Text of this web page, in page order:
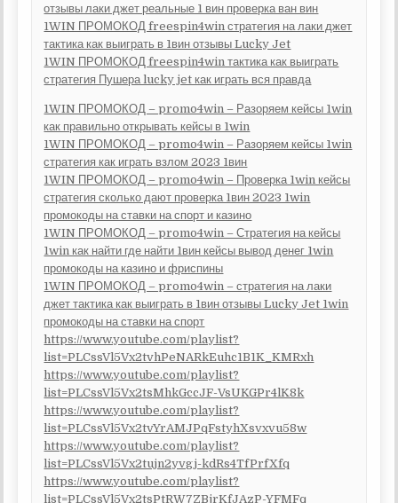
отзывы лаки джет реальные 1 вин проверка ван вин
1WIN ПРОМОКОД freespin4win стратегия на лаки джет
тактика как выиграть в 1вин отзывы Lucky Jet
1WIN ПРОМОКОД freespin4win тактика как выиграть
стратегия Пушера lucky jet как играть вся правда
1WIN ПРОМОКОД – promo4win – Разоряем кейсы 1win
как правильно открывать кейсы в 1win
1WIN ПРОМОКОД – promo4win – Разоряем кейсы 1win
стратегия как играть взлом 2023 1вин
1WIN ПРОМОКОД – promo4win – Проверка 1win кейсы
стратегия сколько дают проверка 1вин 2023 1win
промокоды на ставки на спорт и казино
1WIN ПРОМОКОД – promo4win – Стратегия на кейсы
1win как найти где найти 1вин кейсы вывод денег 1win
промокоды на казино и фриспины
1WIN ПРОМОКОД – promo4win – стратегия на лаки
джет тактика как выиграть в 1вин отзывы Lucky Jet 1win
промокоды на ставки на спорт
https://www.youtube.com/playlist?
list=PLCssVl5Vx2tvhPeNARkEuhc1B1K_KMRxh
https://www.youtube.com/playlist?
list=PLCssVl5Vx2tsMhkGccJF-VsUKGPr4lK8k
https://www.youtube.com/playlist?
list=PLCssVl5Vx2tvYrAMJPqFstyhXsvxvu58w
https://www.youtube.com/playlist?
list=PLCssVl5Vx2tujn2yvgj-kdRs4TfPrfXfq
https://www.youtube.com/playlist?
list=PLCssVl5Vx2tsPtRW7ZBjrKfJAzP-YFMFq